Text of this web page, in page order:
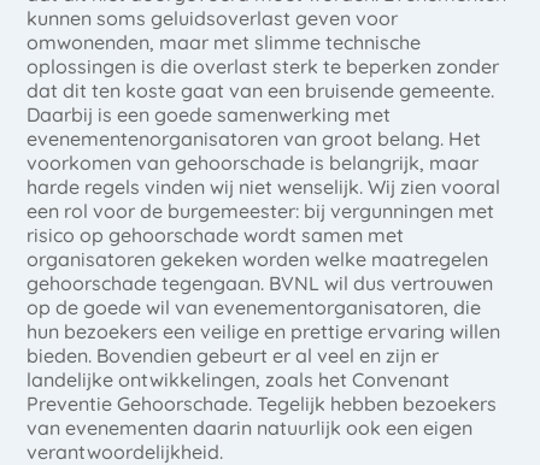
kunnen soms geluidsoverlast geven voor
omwonenden, maar met slimme technische
oplossingen is die overlast sterk te beperken zonder
dat dit ten koste gaat van een bruisende gemeente.
Daarbij is een goede samenwerking met
evenementenorganisatoren van groot belang. Het
voorkomen van gehoorschade is belangrijk, maar
harde regels vinden wij niet wenselijk. Wij zien vooral
een rol voor de burgemeester: bij vergunningen met
risico op gehoorschade wordt samen met
organisatoren gekeken worden welke maatregelen
gehoorschade tegengaan. BVNL wil dus vertrouwen
op de goede wil van evenementorganisatoren, die
hun bezoekers een veilige en prettige ervaring willen
bieden. Bovendien gebeurt er al veel en zijn er
landelijke ontwikkelingen, zoals het Convenant
Preventie Gehoorschade. Tegelijk hebben bezoekers
van evenementen daarin natuurlijk ook een eigen
verantwoordelijkheid.